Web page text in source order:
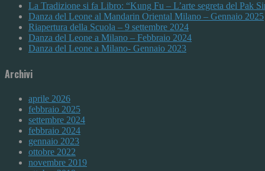
La Tradizione si fa Libro: “Kung Fu – L’arte segreta del Pak
Danza del Leone al Mandarin Oriental Milano – Gennaio 2025
Riapertura della Scuola – 9 settembre 2024
Danza del Leone a Milano – Febbraio 2024
Danza del Leone a Milano- Gennaio 2023
Archivi
aprile 2026
febbraio 2025
settembre 2024
febbraio 2024
gennaio 2023
ottobre 2022
novembre 2019